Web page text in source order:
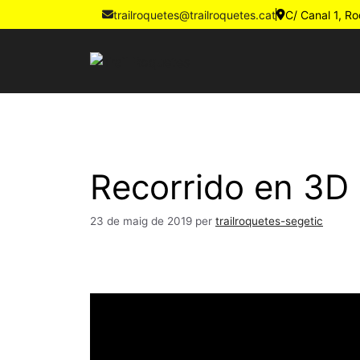
trailroquetes@trailroquetes.cat C/ Canal 1,
Recorrido en 3D
23 de maig de 2019 per trailroquetes-segetic